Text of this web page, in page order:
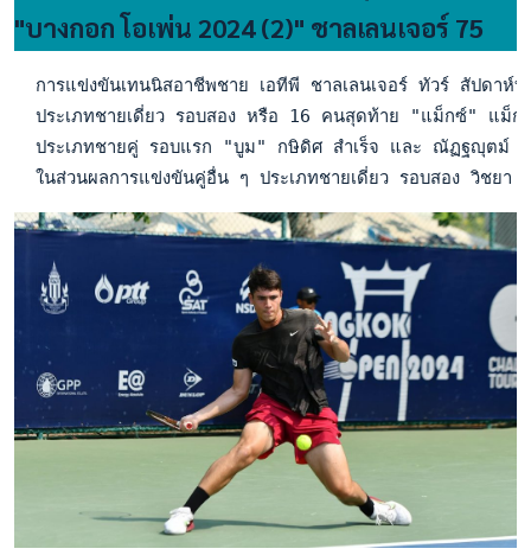
"บางกอก โอเพ่น 2024 (2)" ชาลเลนเจอร์ 75
การแข่งขันเทนนิสอาชีพชาย เอทีพี ชาลเลนเจอร์ ทัวร์ สัปดา
ประเภทชายเดี่ยว รอบสอง หรือ 16 คนสุดท้าย "แม็กซ์" แม็
ประเภทชายคู่ รอบแรก "บูม" กษิดิศ สำเร็จ และ ณัฏฐญุตม์
ในส่วนผลการแข่งขันคู่อื่น ๆ ประเภทชายเดี่ยว รอบสอง วิชย